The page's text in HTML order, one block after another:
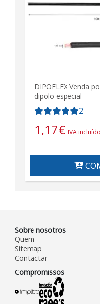
DIPOFLEX Venda
dipolo especial
2
1,17€ IVA incluído
Sobre nosotros
Quem
Sitemap
Contactar
Compromissos